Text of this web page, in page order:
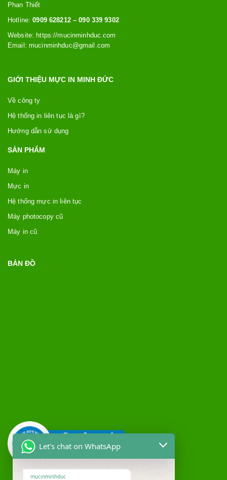
Phan Thiết
Hotline:0909 628212 – 090 339 9302
Website: https://mucinminhduc.com
Email: mucinminhduc@gmail.com
GIỚI THIỆU MỰC IN MINH ĐỨC
Về công ty
Hệ thống in liên tục là gì?
Hướng dẫn sử dụng
SẢN PHẨM
Máy in
Mực in
Hệ thống mực in liên tục
Máy photocopy cũ
Máy in cũ
BẢN ĐỒ
Let's chat on WhatsApp
mucinminhduc